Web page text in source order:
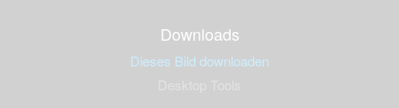
Downloads
Dieses Bild downloaden